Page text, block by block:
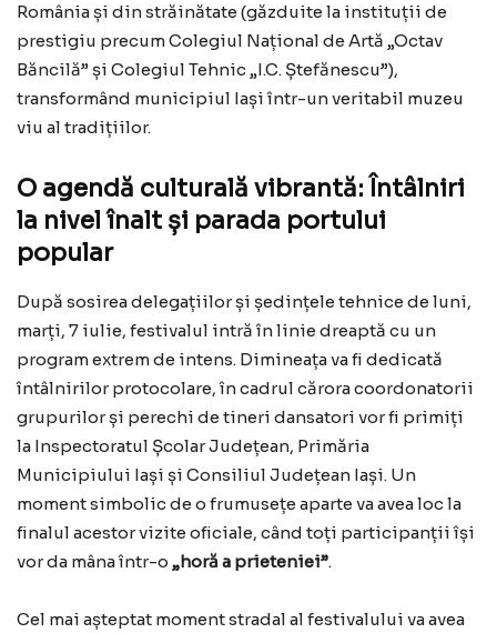
România și din străinătate (găzduite la instituții de
prestigiu precum Colegiul Național de Artă „Octav
Băncilă” și Colegiul Tehnic „I.C. Ștefănescu”),
transformând municipiul Iași într-un veritabil muzeu
viu al tradițiilor.
O agendă culturală vibrantă: Întâlniri
la nivel înalt și parada portului
popular
După sosirea delegațiilor și ședințele tehnice de luni,
marți, 7 iulie, festivalul intră în linie dreaptă cu un
program extrem de intens. Dimineața va fi dedicată
întâlnirilor protocolare, în cadrul cărora coordonatorii
grupurilor și perechi de tineri dansatori vor fi primiți
la Inspectoratul Școlar Județean, Primăria
Municipiului Iași și Consiliul Județean Iași. Un
moment simbolic de o frumusețe aparte va avea loc la
finalul acestor vizite oficiale, când toți participanții își
vor da mâna într-o „horă a prieteniei”.
Cel mai așteptat moment stradal al festivalului va avea